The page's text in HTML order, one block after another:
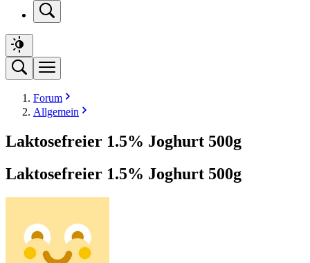
Forum
Allgemein
Laktosefreier 1.5% Joghurt 500g
Laktosefreier 1.5% Joghurt 500g